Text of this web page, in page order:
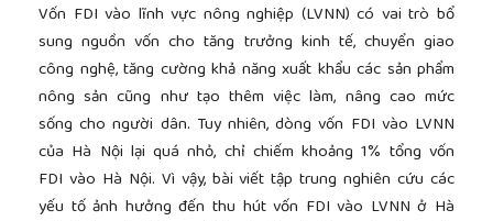
Vốn FDI vào lĩnh vực nông nghiệp (LVNN) có vai trò bổ
sung nguồn vốn cho tăng trưởng kinh tế, chuyển giao
công nghệ, tăng cường khả năng xuất khẩu các sản phẩm
nông sản cũng như tạo thêm việc làm, nâng cao mức
sống cho người dân. Tuy nhiên, dòng vốn FDI vào LVNN
của Hà Nội lại quá nhỏ, chỉ chiếm khoảng 1% tổng vốn
FDI vào Hà Nội. Vì vậy, bài viết tập trung nghiên cứu các
yếu tố ảnh hưởng đến thu hút vốn FDI vào LVNN ở Hà